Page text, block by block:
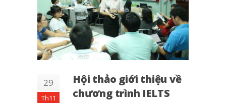
29
Th11
Hội thảo giới thiệu về
chương trình IELTS